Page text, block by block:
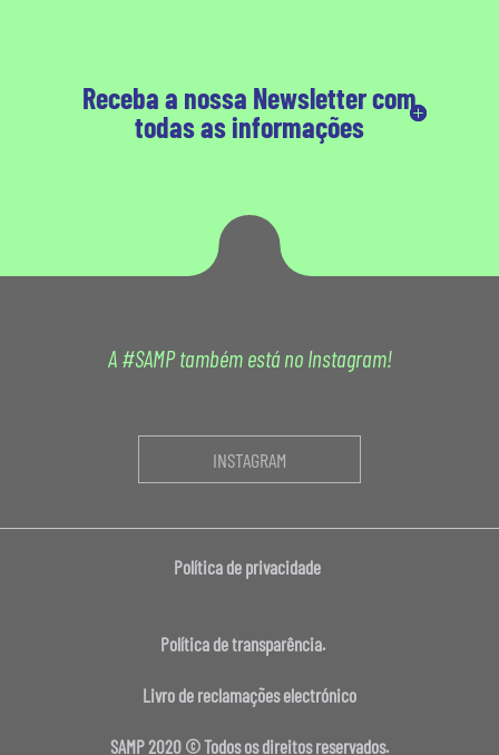
Receba a nossa Newsletter com
todas as informações
A #SAMP também está no Instagram!
INSTAGRAM
Política de privacidade
Política de transparência.
Livro de reclamações electrónico
SAMP 2020 © Todos os direitos reservados.